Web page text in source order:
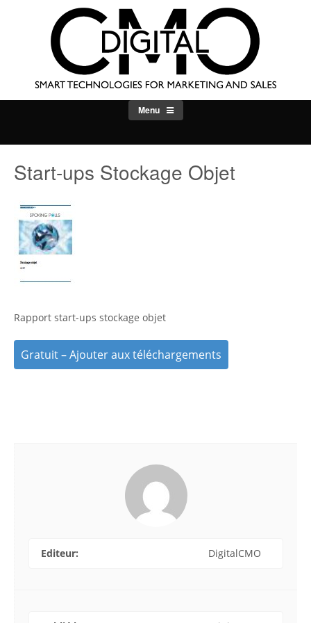
Menu
Start-ups Stockage Objet
Rapport start-ups stockage objet
Gratuit – Ajouter aux téléchargements
Editeur: DigitalCMO